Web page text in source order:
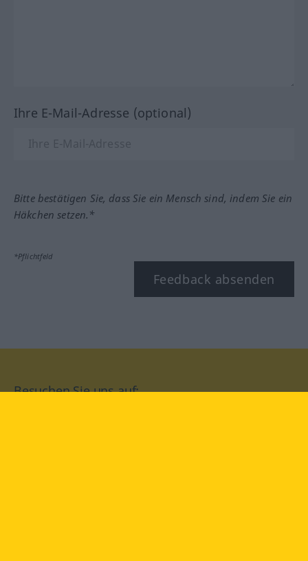
Ihre E-Mail-Adresse (optional)
Bitte bestätigen Sie, dass Sie ein Mensch sind, indem Sie ein
Häkchen setzen.*
*Pflichtfeld
Feedback absenden
Besuchen Sie uns auf: